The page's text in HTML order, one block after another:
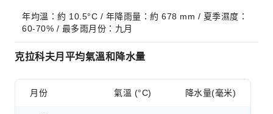
年均溫：約 10.5°C / 年降雨量：約 678 mm / 夏季濕度：
60-70% / 最多雨月份：九月
克拉科夫月平均氣溫和降水量
月份 氣溫 (°C) 降水量(毫米)